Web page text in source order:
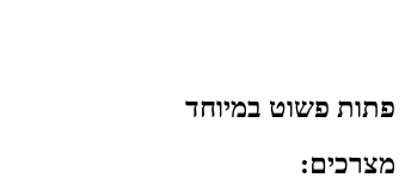
פתות פשוט במיוחד
מצרכים: